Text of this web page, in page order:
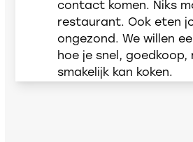
contact komen. Niks
restaurant. Ook eten
ongezond. We willen
hoe je snel, goedkoop,
smakelijk kan koken.